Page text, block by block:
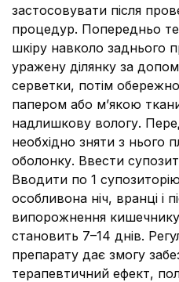
застосовувати після
процедур. Попередньо
шкіру навколо заднього
уражену ділянку за
серветки, потім
папером або м’якою
надлишкову вологу.
необхідно зняти з нього
оболонку. Ввести
Вводити по 1
особливона ніч, вранці і
випорожнення
становить 7–14 днів.
препарату дає змогу
терапевтичний ефект,